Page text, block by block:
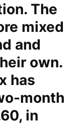
The
mixed
and
own.
has
month
in